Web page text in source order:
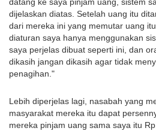
datang ke saya pinjam uang, sistem
dijelaskan diatas. Setelah uang itu
dari mereka ini yang memutar uang
diaturan saya hanya menggunakan
saya perjelas dibuat seperti ini, dan
dikasih jangan dikasih agar tidak
penagihan."
Lebih diperjelas lagi, nasabah yang
masyarakat mereka itu dapat
mereka pinjam uang sama saya itu